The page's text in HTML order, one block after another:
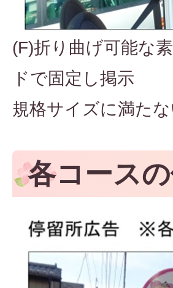
(F)折り曲げ可能な
ドで固定し掲示
規格サイズに満た
各コース